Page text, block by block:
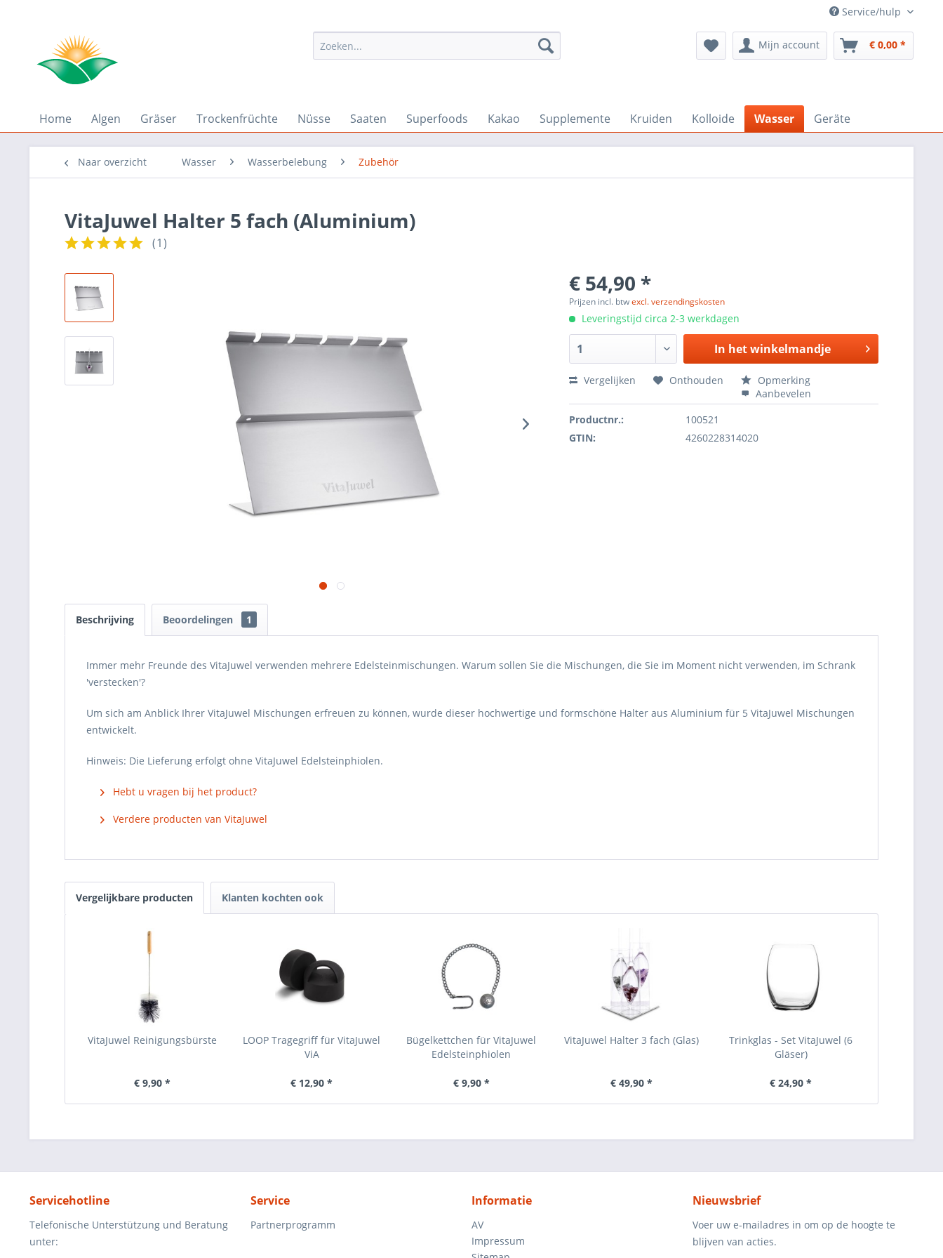
Service/hulp
Mijn account € 0,00 *
Home Algen Gräser Trockenfrüchte Nüsse Saaten Superfoods Kakao Supplemente Kruiden Kolloide Wasser Geräte
Naar overzicht Wasser Wasserbelebung Zubehör
VitaJuwel Halter 5 fach (Aluminium)
(1)
€ 54,90 *
Prijzen incl. btwexcl. verzendingskosten
Leveringstijd circa 2-3 werkdagen
In hetwinkelmandje
Vergelijken Onthouden
Opmerking
Aanbevelen
Productnr.:
100521
GTIN:
4260228314020
Beschrijving Beoordelingen 1
Immer mehr Freunde des VitaJuwel verwenden mehrere Edelsteinmischungen. Warum sollen Sie die Mischungen, die Sie im Moment nicht verwenden, im Schrank
'verstecken'?
Um sich am Anblick Ihrer VitaJuwel Mischungen erfreuen zu können, wurde dieser hochwertige und formschöne Halter aus Aluminium für 5 VitaJuwel Mischungen
entwickelt.
Hinweis: Die Lieferung erfolgt ohne VitaJuwel Edelsteinphiolen.
Hebt u vragen bij het product?
Verdere producten van VitaJuwel
Vergelijkbare producten Klanten kochten ook
VitaJuwel Reinigungsbürste
€ 9,90 *
LOOP Tragegriff für VitaJuwel
ViA
€ 12,90 *
Bügelkettchen für VitaJuwel
Edelsteinphiolen
€ 9,90 *
VitaJuwel Halter 3 fach (Glas)
€ 49,90 *
Trinkglas - Set VitaJuwel (6
Gläser)
€ 24,90 *
Servicehotline
Telefonische Unterstützung und Beratung
unter:
Service
Partnerprogramm
Informatie
AV
Impressum
Nieuwsbrief
Voer uw e-mailadres in om op de hoogte te
blijven van acties.